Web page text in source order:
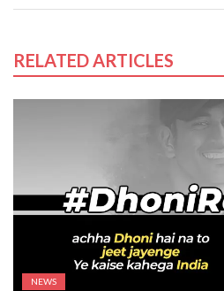
RELATED ARTICLES
NEWS